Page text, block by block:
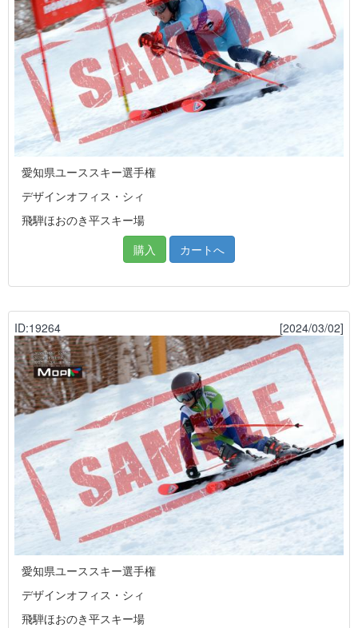
愛知県ユーススキー選手権
デザインオフィス・シィ
飛騨ほおのき平スキー場
購入
カートへ
ID:19264 [2024/03/02]
愛知県ユーススキー選手権
デザインオフィス・シィ
飛騨ほおのき平スキー場